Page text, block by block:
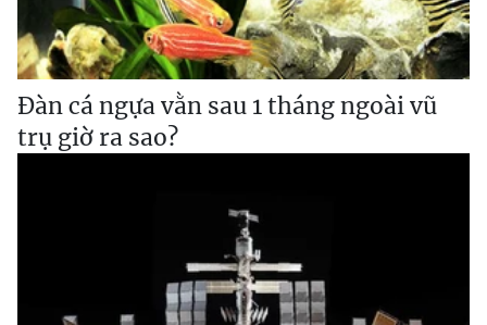
Đàn cá ngựa vằn sau 1 tháng ngoài vũ
trụ giờ ra sao?